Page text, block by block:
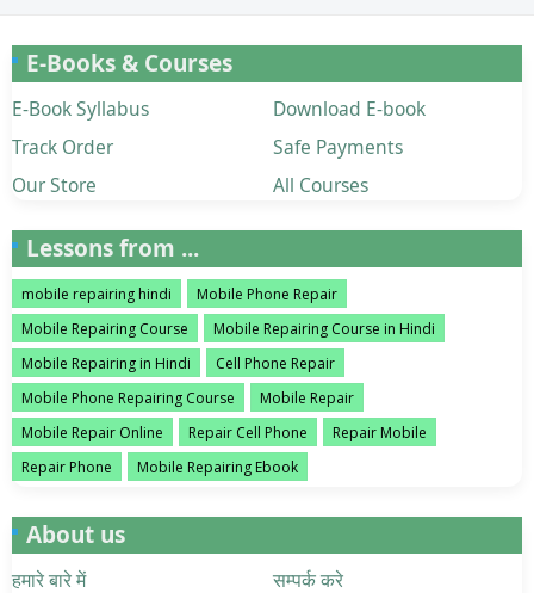
E-Books & Courses
E-Book Syllabus
Download E-book
Track Order
Safe Payments
Our Store
All Courses
Lessons from ...
mobile repairing hindi
Mobile Phone Repair
Mobile Repairing Course
Mobile Repairing Course in Hindi
Mobile Repairing in Hindi
Cell Phone Repair
Mobile Phone Repairing Course
Mobile Repair
Mobile Repair Online
Repair Cell Phone
Repair Mobile
Repair Phone
Mobile Repairing Ebook
About us
हमारे बारे में सम्पर्क करे